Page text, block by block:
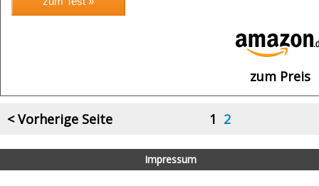
zum Preis
< Vorherige Seite 1 2
Impressum